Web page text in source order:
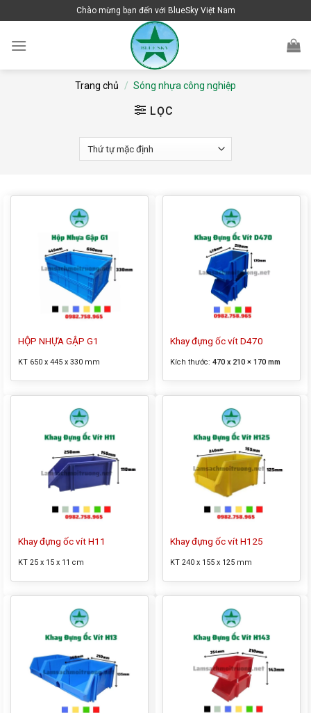
to
content
Chào mừng bạn đến với BlueSky Việt Nam
Trang chủ / Sóng nhựa công nghiệp
LỌC
HỘP NHỰA GẬP G1
KT 650 x 445 x 330 mm
Khay đựng ốc vít D470
Kích thước: 470 x 210 × 170 mm
Khay đựng ốc vít H11
KT 25 x 15 x 11 cm
Khay đựng ốc vít H125